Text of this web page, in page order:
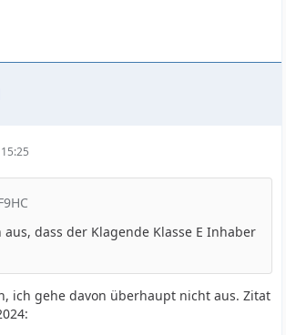
aus, dass der Klagende Klasse E Inhaber
ich gehe davon überhaupt nicht aus. Zitat